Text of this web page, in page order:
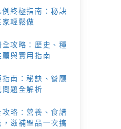
終極指南：秘訣
家輕鬆做
全攻略：歷史、種
與實用指南
指南：秘訣、餐廳
題全解析
略：營養、食譜
滋補聖品一次搞